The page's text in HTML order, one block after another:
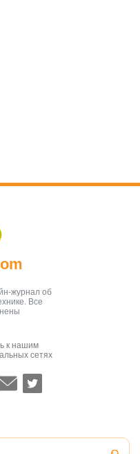
журнал об
Все
к нашим
сетях